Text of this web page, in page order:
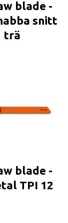
blade -
snitt
trä
blade -
TPI 12